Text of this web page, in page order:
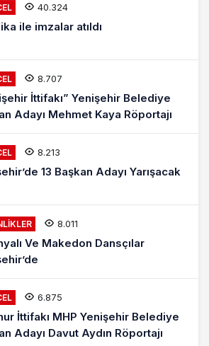
40.324
ile imzalar atıldı
8.707
İttifakı” Yenişehir Belediye
Başkan Adayı Mehmet Kaya Röportajı
8.213
13 Başkan Adayı Yarışacak
8.011
Ve Makedon Dansçılar
6.875
İttifakı MHP Yenişehir Belediye
Adayı Davut Aydın Röportajı